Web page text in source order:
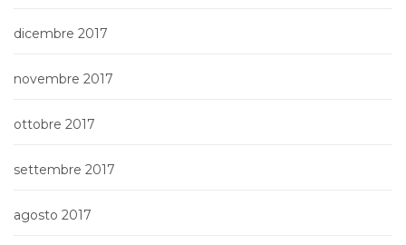
dicembre 2017
novembre 2017
ottobre 2017
settembre 2017
agosto 2017